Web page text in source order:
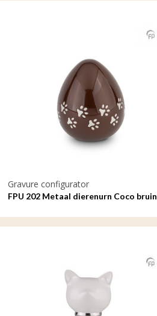
Gravure configurator
FPU 202 Metaal dierenurn Coco bruin